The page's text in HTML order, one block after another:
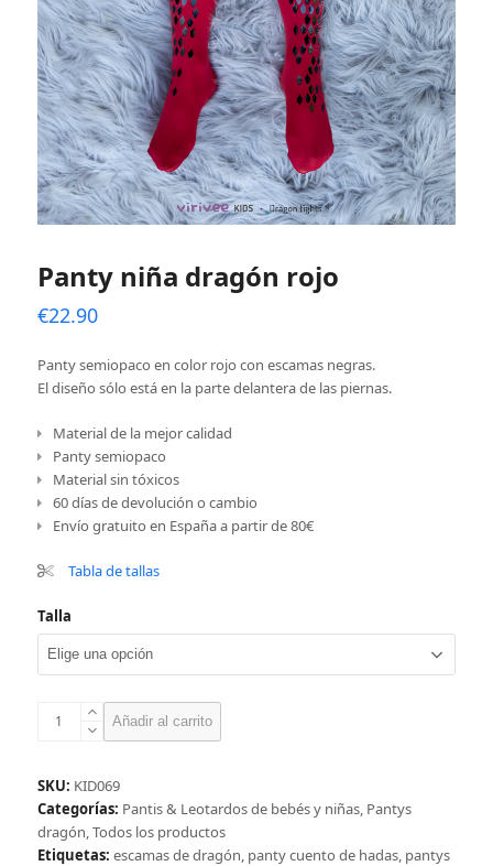
Panty niña dragón rojo
€22.90
Panty semiopaco en color rojo con escamas negras.
El diseño sólo está en la parte delantera de las piernas.
Material de la mejor calidad
Panty semiopaco
Material sin tóxicos
60 días de devolución o cambio
Envío gratuito en España a partir de 80€
Tabla de tallas
Talla
Panty
rojo
cantidad
Añadir al carrito
SKU: KID069
Categorías: Pantis & Leotardos de bebés y niñas, Pantys
dragón,Todos los productos
Etiquetas: escamas de dragón, panty cuento de hadas, pantys